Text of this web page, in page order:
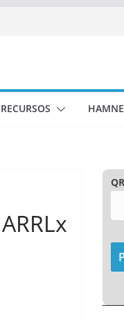
RECURSOS